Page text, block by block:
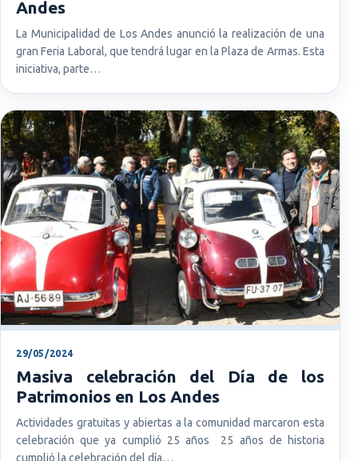
Andes
La Municipalidad de Los Andes anunció la realización de una
gran Feria Laboral, que tendrá lugar en la Plaza de Armas. Esta
iniciativa, parte…
29/05/2024
Masiva celebración del Día de los
Patrimonios en Los Andes
Actividades gratuitas y abiertas a la comunidad marcaron esta
celebración que ya cumplió 25 años 25 años de historia
cumplió la celebración del día…